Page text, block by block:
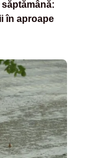
în aproape